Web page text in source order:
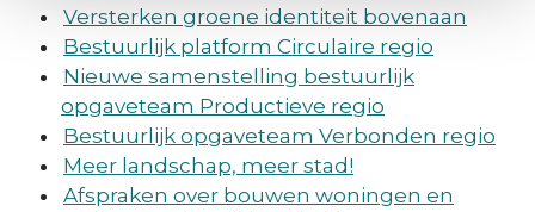
Versterken groene identiteit bovenaan
Bestuurlijk platform Circulaire regio
Nieuwe samenstelling bestuurlijk
opgaveteam Productieve regio
Bestuurlijk opgaveteam Verbonden regio
Meer landschap, meer stad!
Afspraken over bouwen woningen en